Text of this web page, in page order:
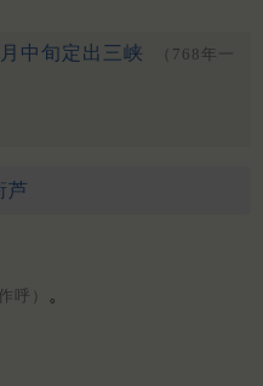
中旬定出三峡
（768年一
芦
呼）
。